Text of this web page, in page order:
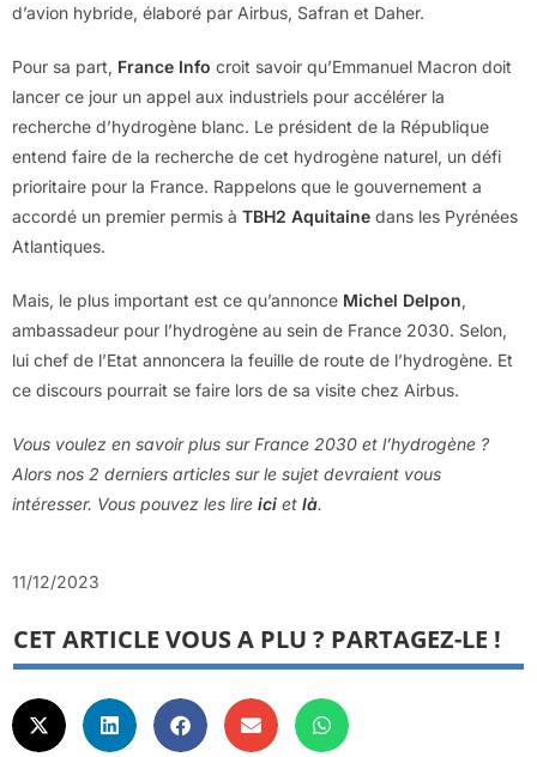
d’avion hybride, élaboré par Airbus, Safran et Daher.
Pour sa part, France Info croit savoir qu’Emmanuel Macron doit
lancer ce jour un appel aux industriels pour accélérer la
recherche d’hydrogène blanc. Le président de la République
entend faire de la recherche de cet hydrogène naturel, un défi
prioritaire pour la France. Rappelons que le gouvernement a
accordé un premier permis à TBH2 Aquitaine dans les Pyrénées
Atlantiques.
Mais, le plus important est ce qu’annonce Michel Delpon,
ambassadeur pour l’hydrogène au sein de France 2030. Selon,
lui chef de l’Etat annoncera la feuille de route de l’hydrogène. Et
ce discours pourrait se faire lors de sa visite chez Airbus.
Vous voulez en savoir plus sur France 2030 et l’hydrogène ?
Alors nos 2 derniers articles sur le sujet devraient vous
intéresser. Vous pouvez les lire ici et là.
11/12/2023
CET ARTICLE VOUS A PLU ? PARTAGEZ-LE !